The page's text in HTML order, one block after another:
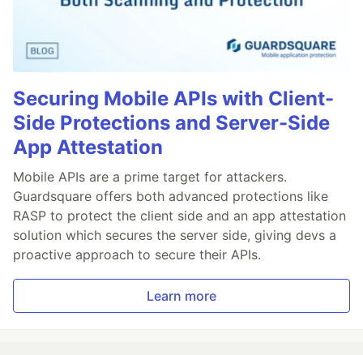
Securing Mobile APIs with Client-
Side Protections and Server-Side
App Attestation
Mobile APIs are a prime target for attackers.
Guardsquare offers both advanced protections like
RASP to protect the client side and an app attestation
solution which secures the server side, giving devs a
proactive approach to secure their APIs.
Learn more